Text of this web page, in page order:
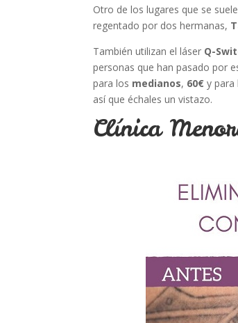
Otro de los lugares que se
regentado por dos hermanas,
También utilizan el láser Q-
personas que han pasado por
para los medianos, 60€ y para
así que échales un vistazo.
Clínica